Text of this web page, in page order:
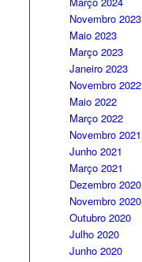
Novembro 2023
Maio 2023
Março 2023
Janeiro 2023
Novembro 2022
Maio 2022
Março 2022
Novembro 2021
Junho 2021
Março 2021
Dezembro 2020
Novembro 2020
Outubro 2020
Julho 2020
Junho 2020